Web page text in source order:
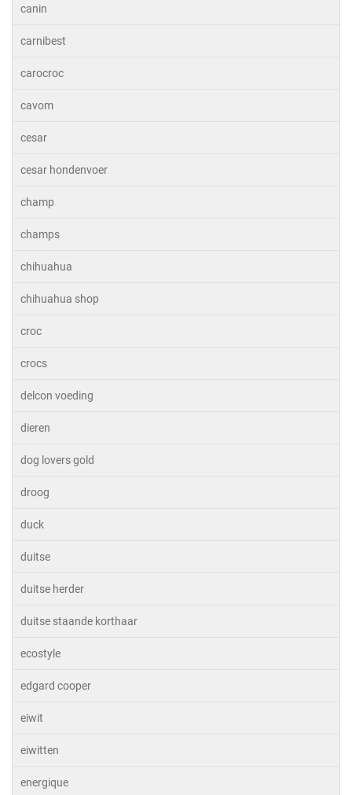
canin
carnibest
carocroc
cavom
cesar
cesar hondenvoer
champ
champs
chihuahua
chihuahua shop
croc
crocs
delcon voeding
dieren
dog lovers gold
droog
duck
duitse
duitse herder
duitse staande korthaar
ecostyle
edgard cooper
eiwit
eiwitten
energique